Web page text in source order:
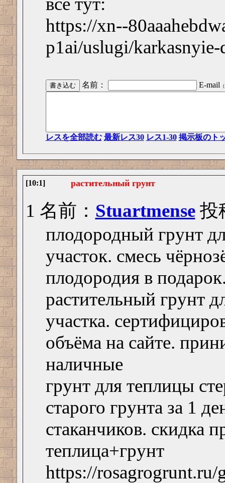
https://xn--
p1ai/uslugi/
名前： E-mail
レスを全部読む 最新レス30 レス1-30 掲示板のト
[10:1] растительный грунт
1 名前： Stuartmense投
плодородный грунт
участок. смесь
плодородия в
растительный грунт
участка.
объёма на сайте.
наличные
грунт для теплицы
старого грунта за 1
стаканчиков. скидка
теплица+грунт
https://